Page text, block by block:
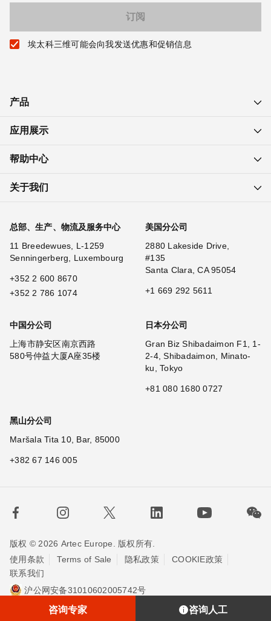
咨询人工
埃太科三维可能会向我发送优惠和促销信息
产品
应用展示
帮助中心
关于我们
总部、生产、物流及服务中心
11 Breedewues, L-1259
Senningerberg, Luxembourg
+352 2 600 8670
+352 2 786 1074
美国分公司
2880 Lakeside Drive,
#135
Santa Clara, CA 95054
+1 669 292 5611
中国分公司
上海市静安区南京西路
580号仲益大厦A座35楼
日本分公司
Gran Biz Shibadaimon F1, 1-
2-4, Shibadaimon, Minato-
ku, Tokyo
+81 080 1680 0727
黑山分公司
Maršala Tita 10, Bar, 85000
+382 67 146 005
版权 © 2026 Artec Europe. 版权所有.
使用条款
Terms of Sale 隐私政策
COOKIE政策
联系我们
沪公网安备31010602005742号
埃太科™（上海）贸易有限责任公司
沪ICP备20013748号-2
咨询专家